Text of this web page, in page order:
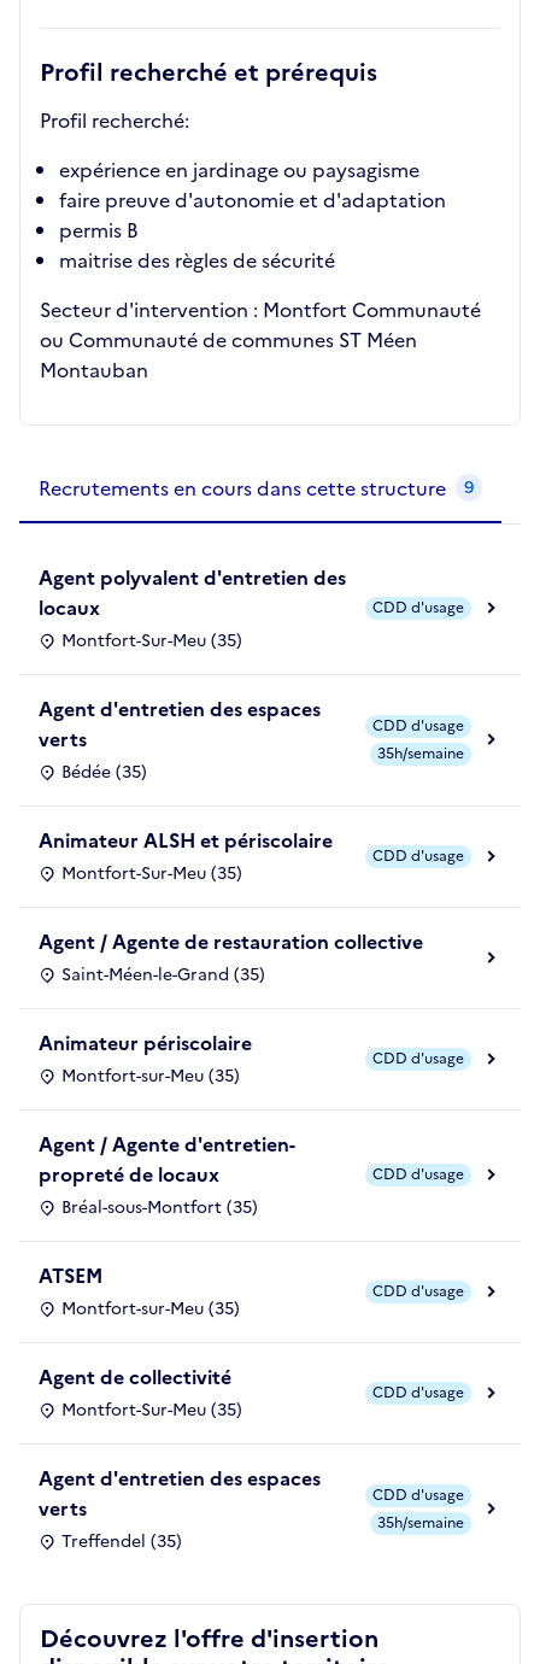
Profil recherché et prérequis
Profil recherché:
expérience en jardinage ou paysagisme
faire preuve d'autonomie et d'adaptation
permis B
maitrise des règles de sécurité
Secteur d'intervention : Montfort Communauté
ou Communauté de communes ST Méen
Montauban
Recrutements en cours dans cette structure 9
Agent polyvalent d'entretien des
locaux
Montfort-Sur-Meu (35)
CDD d'usage
Agent d'entretien des espaces
verts
Bédée (35)
CDD d'usage
35h/semaine
Animateur ALSH et périscolaire
Montfort-Sur-Meu (35)
CDD d'usage
Agent / Agente de restauration collective
Saint-Méen-le-Grand (35)
Animateur périscolaire
Montfort-sur-Meu (35)
CDD d'usage
Agent / Agente d'entretien-
propreté de locaux
Bréal-sous-Montfort (35)
CDD d'usage
ATSEM
Montfort-sur-Meu (35)
CDD d'usage
Agent de collectivité
Montfort-Sur-Meu (35)
CDD d'usage
Agent d'entretien des espaces
verts
Treffendel (35)
CDD d'usage
35h/semaine
Découvrez l'offre d'insertion